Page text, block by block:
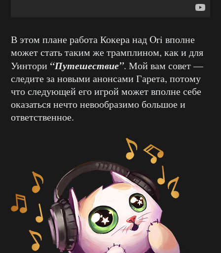
В этом плане работа Кокера над Ori вполне
может стать таким же трамплином, как и для
Уинтори “Путешествие”. Мой вам совет —
следите за новыми анонсами Гарета, потому
что следующей его игрой может вполне себе
оказаться нечто невообразимо большое и
ответственное.